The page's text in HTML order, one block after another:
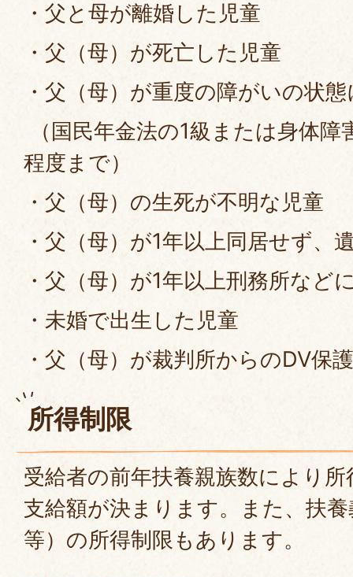
・父と母が離婚した児童
・父（母）が死亡した児童
・父（母）が重度の障がいの状
（国民年金法の1級または身体
程度まで）
・父（母）の生死が不明な児童
・父（母）が1年以上同居せず、
・父（母）が1年以上刑務所など
・未婚で出生した児童
・父（母）が裁判所からのDV保
所得制限
受給者の前年扶養親族数により
支給額が決まります。また、扶
等）の所得制限もあります。